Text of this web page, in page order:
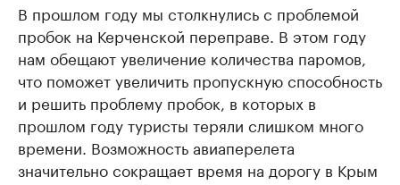
В прошлом году мы столкнулись с проблемой
пробок на Керченской переправе. В этом году
нам обещают увеличение количества паромов,
что поможет увеличить пропускную способность
и решить проблему пробок, в которых в
прошлом году туристы теряли слишком много
времени. Возможность авиаперелета
значительно сокращает время на дорогу в Крым